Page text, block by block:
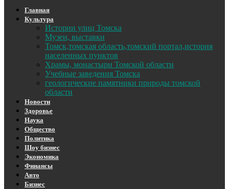
Главная
Культура
Истории улиц Томска
Музеи, выставки
Томск,томская область,томский портал,история
населенных пунктов
Храмы, монастыри Томской области
Учебные заведения Томска
геологические памятники природы томской
области
Новости
Здоровье
Наука
Общество
Политика
Шоу бизнес
Экономика
Финансы
Авто
Бизнес